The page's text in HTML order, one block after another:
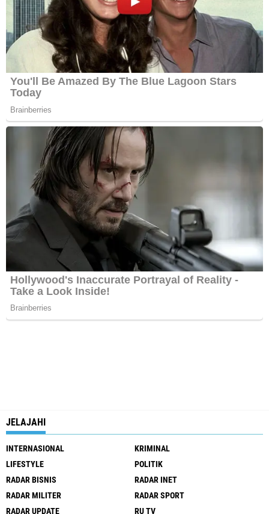
JELAJAHI
INTERNASIONAL
KRIMINAL
LIFESTYLE
POLITIK
RADAR BISNIS
RADAR INET
RADAR MILITER
RADAR SPORT
RADAR UPDATE
RU TV